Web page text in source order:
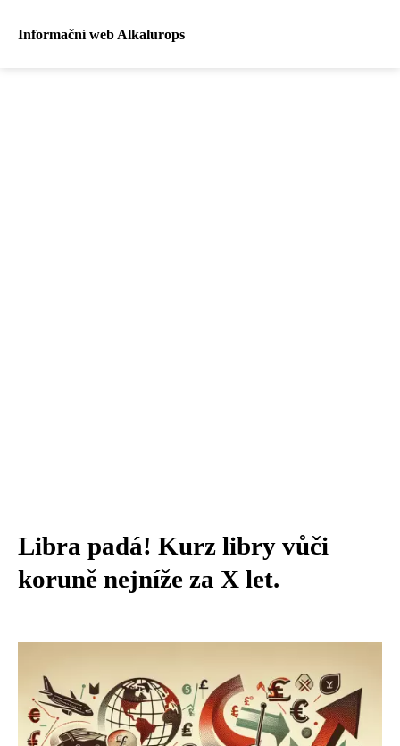
Informační web Alkalurops
Libra padá! Kurz libry vůči
koruně nejníže za X let.